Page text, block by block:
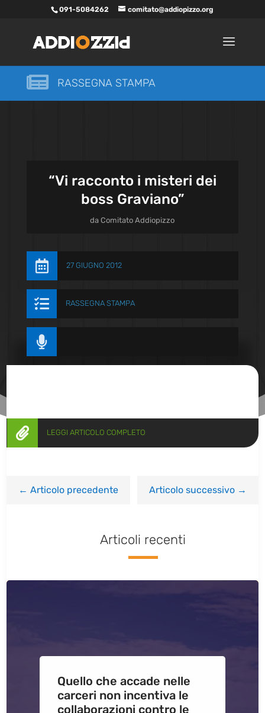
091-5084262 comitato@addiopizzo.org
 RASSEGNA STAMPA
“Vi racconto i misteri dei
boss Graviano”
daComitato Addiopizzo
 27 GIUGNO 2012
 RASSEGNA STAMPA

 LEGGI ARTICOLO COMPLETO
←Articolo precedente Articolo successivo→
Articoli recenti
Quello che accade nelle
carceri non incentiva le
collaborazioni contro le